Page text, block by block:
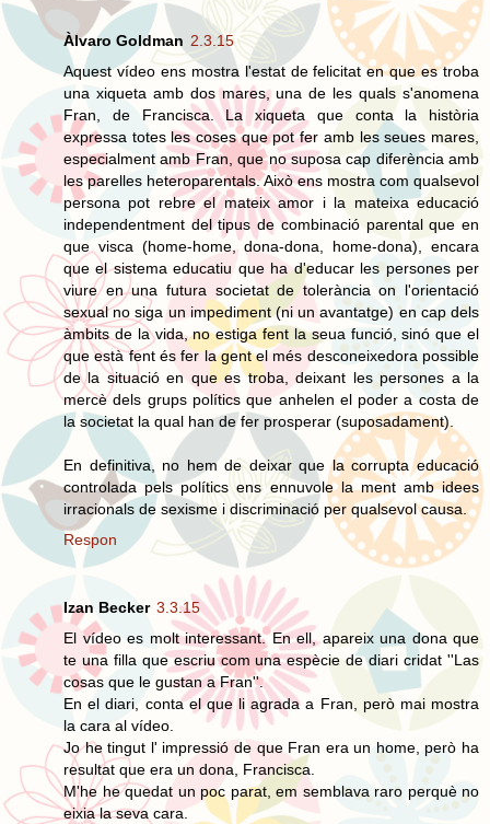
Àlvaro Goldman 2.3.15
Aquest vídeo ens mostra l'estat de felicitat en que es troba
una xiqueta amb dos mares, una de les quals s'anomena
Fran, de Francisca. La xiqueta que conta la història
expressa totes les coses que pot fer amb les seues mares,
especialment amb Fran, que no suposa cap diferència amb
les parelles heteroparentals. Això ens mostra com qualsevol
persona pot rebre el mateix amor i la mateixa educació
independentment del tipus de combinació parental que en
que visca (home-home, dona-dona, home-dona), encara
que el sistema educatiu que ha d'educar les persones per
viure en una futura societat de tolerància on l'orientació
sexual no siga un impediment (ni un avantatge) en cap dels
àmbits de la vida, no estiga fent la seua funció, sinó que el
que està fent és fer la gent el més desconeixedora possible
de la situació en que es troba, deixant les persones a la
mercè dels grups polítics que anhelen el poder a costa de
la societat la qual han de fer prosperar (suposadament).
En definitiva, no hem de deixar que la corrupta educació
controlada pels polítics ens ennuvole la ment amb idees
irracionals de sexisme i discriminació per qualsevol causa.
Respon
Izan Becker 3.3.15
El vídeo es molt interessant. En ell, apareix una dona que
te una filla que escriu com una espècie de diari cridat ''Las
cosas que le gustan a Fran''.
En el diari, conta el que li agrada a Fran, però mai mostra
la cara al vídeo.
Jo he tingut l' impressió de que Fran era un home, però ha
resultat que era un dona, Francisca.
M'he he quedat un poc parat, em semblava raro perquè no
eixia la seva cara.